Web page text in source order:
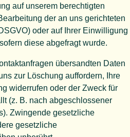
auf unserem berechtigten
der an uns gerichteten
oder auf Ihrer Einwilligung
diese abgefragt wurde.
übersandten Daten
zur Löschung auffordern, Ihre
widerrufen oder der Zweck für
(z. B. nach abgeschlossener
Zwingende gesetzliche
gesetzliche